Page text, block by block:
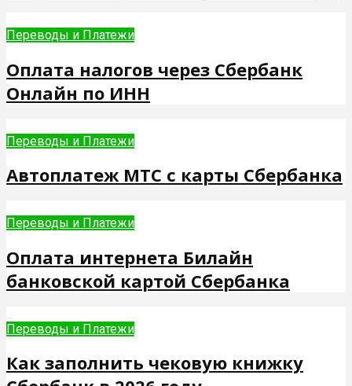
Переводы и Платежи
Оплата налогов через Сбербанк
Онлайн по ИНН
Переводы и Платежи
Автоплатеж МТС с карты Сбербанка
Переводы и Платежи
Оплата интернета Билайн
банковской картой Сбербанка
Переводы и Платежи
Как заполнить чековую книжку